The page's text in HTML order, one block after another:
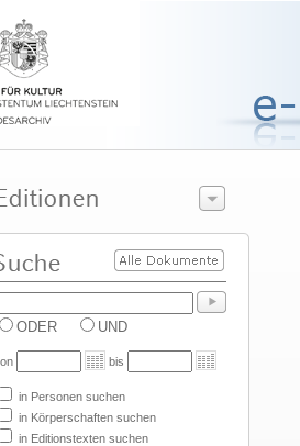
ODER UND
bis
in Personen suchen
in Körperschaften suchen
in Editionstexten suchen